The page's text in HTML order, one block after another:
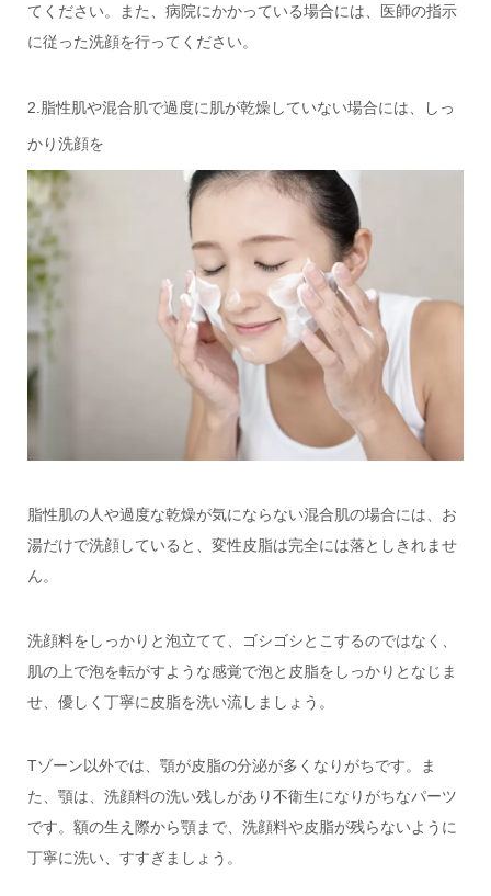
てください。また、病院にかかっている場合には、医師の指示
に従った洗顔を行ってください。
2.脂性肌や混合肌で過度に肌が乾燥していない場合には、しっ
かり洗顔を
脂性肌の人や過度な乾燥が気にならない混合肌の場合には、お
湯だけで洗顔していると、変性皮脂は完全には落としきれませ
ん。
洗顔料をしっかりと泡立てて、ゴシゴシとこするのではなく、
肌の上で泡を転がすような感覚で泡と皮脂をしっかりとなじま
せ、優しく丁寧に皮脂を洗い流しましょう。
Tゾーン以外では、顎が皮脂の分泌が多くなりがちです。ま
た、顎は、洗顔料の洗い残しがあり不衛生になりがちなパーツ
です。額の生え際から顎まで、洗顔料や皮脂が残らないように
丁寧に洗い、すすぎましょう。